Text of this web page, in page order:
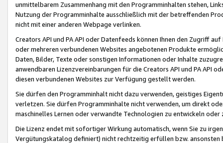
unmittelbarem Zusammenhang mit den Programminhalten stehen,
Nutzung der Programminhalte ausschließlich mit der betreffenden
nicht mit einer anderen Webpage verlinken.
Creators API und PA API oder Datenfeeds können Ihnen den Zugriff
oder mehreren verbundenen Websites angebotenen Produkte
Daten, Bilder, Texte oder sonstigen Informationen oder Inhalte
anwendbaren Lizenzvereinbarungen für die Creators API und PA API
diesen verbundenen Websites zur Verfügung gestellt werden.
Sie dürfen den Programminhalt nicht dazu verwenden, geistiges
verletzen. Sie dürfen Programminhalte nicht verwenden, um direkt
maschinelles Lernen oder verwandte Technologien zu entwickeln
Die Lizenz endet mit sofortiger Wirkung automatisch, wenn Sie zu
Vergütungskatalog definiert) nicht rechtzeitig erfüllen bzw. ansonsten